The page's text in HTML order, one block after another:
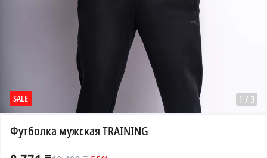
SALE 1 / 3
Футболка мужская TRAINING